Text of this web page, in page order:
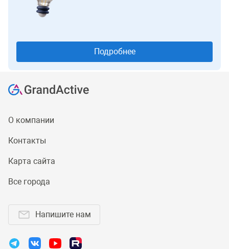
Подробнее
О компании
Контакты
Карта сайта
Все города
Напишите нам